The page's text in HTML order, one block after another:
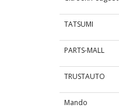
TATSUMI
PARTS-MALL
TRUSTAUTO
Mando